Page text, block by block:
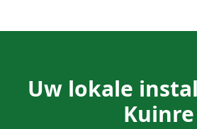
Uw lokale
Kuinre